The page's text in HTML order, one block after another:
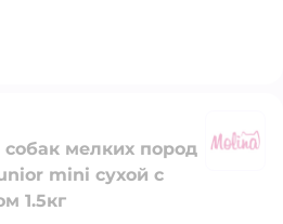
мелких пород
mini сухой с
1.5кг